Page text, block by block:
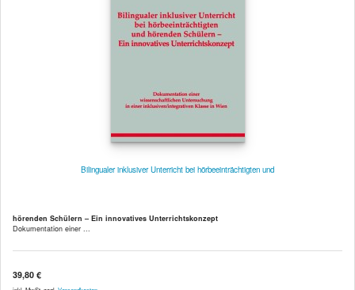
Bilingualer inklusiver Unterricht bei hörbeeinträchtigten und
hörenden Schülern – Ein innovatives Unterrichtskonzept
Dokumentation einer ...
39,80 €